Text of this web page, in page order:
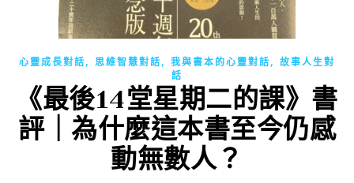
心靈成長對話, 思維智慧對話, 我與書本的心靈對話, 故事人生對
話
《最後14堂星期二的課》書
評｜為什麼這本書至今仍感
動無數人？